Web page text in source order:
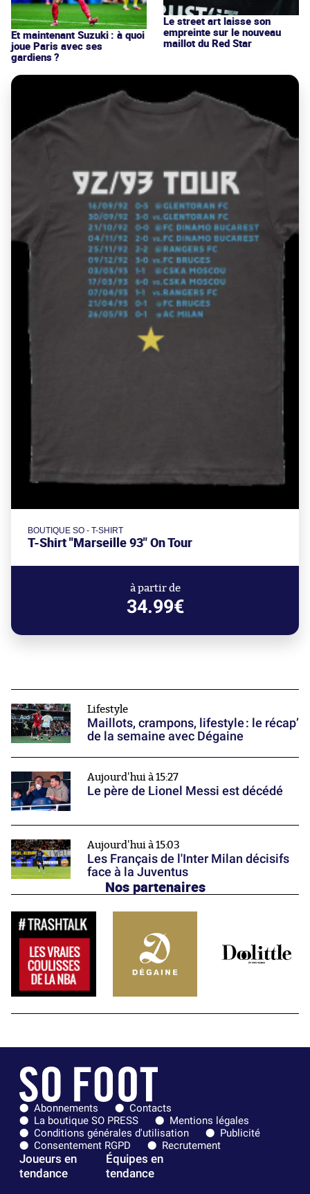
Et maintenant Suzuki : à quoi
joue Paris avec ses
gardiens ?
Le street art laisse son
empreinte sur le nouveau
maillot du Red Star
BOUTIQUE SO - T-SHIRT
T-Shirt "Marseille 93" On Tour
à partir de
34.99€
Lifestyle
Maillots, crampons, lifestyle : le récap’
de la semaine avec Dégaine
Aujourd'hui à 15:27
Le père de Lionel Messi est décédé
Aujourd'hui à 15:03
Les Français de l'Inter Milan décisifs
face à la Juventus
Nos partenaires
Abonnements
Contacts
La boutique SO PRESS
Mentions légales
Conditions générales d'utilisation
Publicité
Consentement RGPD
Recrutement
Joueurs en
tendance
Équipes en
tendance